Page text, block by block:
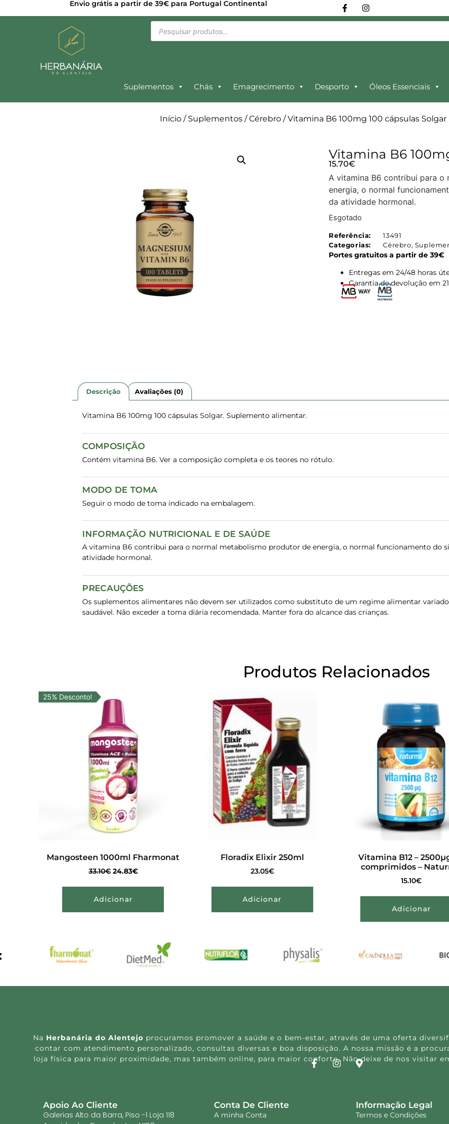
Envio grátis a partir de 39€ para Portugal Continental
Suplementos Chás Emagrecimento Desporto Óleos Essenciais
Início/ Suplementos/Cérebro/ Vitamina B6 100mg 100 cápsulas Solgar
Vitamina B6
15.70€
A vitamina B6 contribui para
energia, o normal
da atividade hormonal.
Esgotado
Referência:
13491
Categorias:
Cérebro,
Portes gratuitos a partir de 39€
Entregas em 24/48 horas
Garantia de devolução em
Descrição Avaliações (0)
Vitamina B6 100mg 100 cápsulas Solgar. Suplemento alimentar.
COMPOSIÇÃO
Contém vitamina B6. Ver a composição completa e os teores no rótulo.
MODO DE TOMA
Seguir o modo de toma indicado na embalagem.
INFORMAÇÃO NUTRICIONAL E DE SAÚDE
A vitamina B6 contribui para o normal metabolismo produtor de energia, o normal funcionamento do
atividade hormonal.
PRECAUÇÕES
Os suplementos alimentares não devem ser utilizados como substituto de um regime alimentar
saudável. Não exceder a toma diária recomendada. Manter fora do alcance das crianças.
Produtos Relacionados
25% Desconto!
Mangosteen 1000ml Fharmonat
33.10€ 24.83€
Adicionar
Floradix Elixir 250ml
23.05€
Adicionar
Vitamina B12 –
comprimidos –
15.10€
Adicionar
Na Herbanária do Alentejo procuramos promover a saúde e o bem-estar, através de uma oferta
contar com atendimento personalizado, consultas diversas e boa disposição. A nossa missão é a
loja física para maior proximidade, mas também online, para maior conforto. Não deixe de nos visitar
Apoio Ao Cliente
Galerias Alto da Barra, Piso -1 Loja 118
Conta De Cliente
A minha Conta
Informação Legal
Termos e Condições